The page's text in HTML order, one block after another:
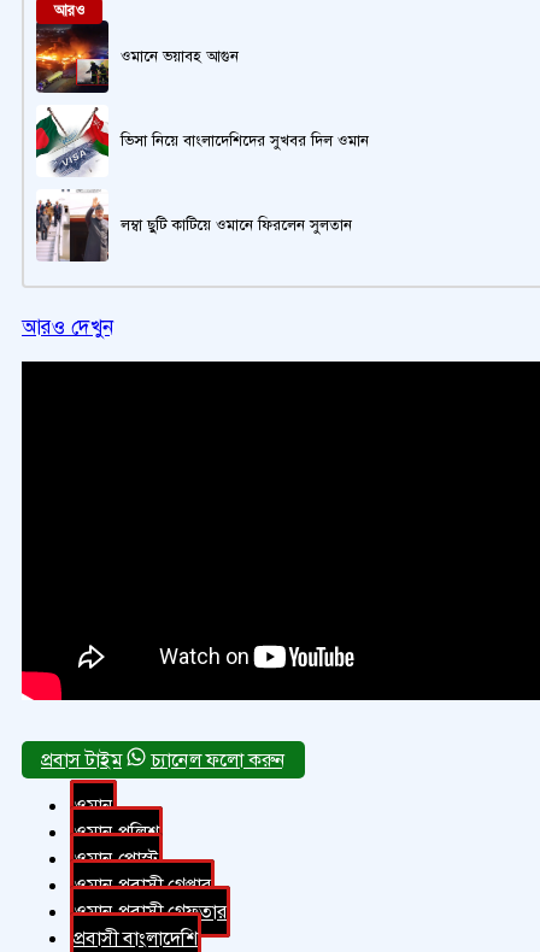
আরও
ওমানে ভয়াবহ আগুন
ভিসা নিয়ে বাংলাদেশিদের সুখবর দিল ওমান
লম্বা ছুটি কাটিয়ে ওমানে ফিরলেন সুলতান
আরও দেখুন
চ্যানেল ফলো করুন
ওমান
ওমান পুলিশ
ওমান পোস্ট
ওমান প্রবাসী গ্রেপ্তার
ওমান প্রবাসী গ্রেফতার
প্রবাসী বাংলাদেশি